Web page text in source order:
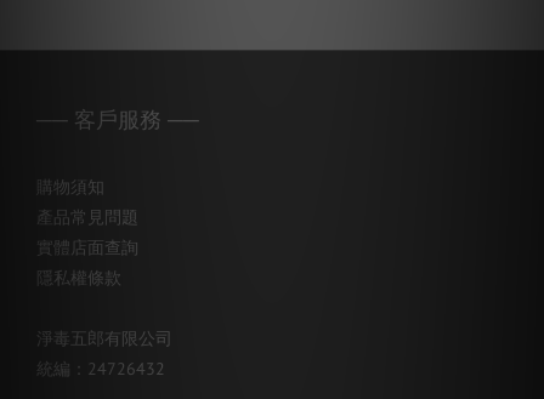
── 客戶服務 ──
購物須知
產品常見問題
實體店面查詢
隱私權條款
淨毒五郎有限公司
統編：24726432